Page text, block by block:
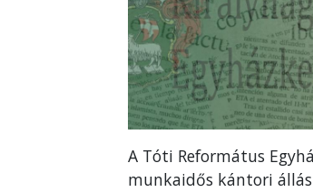
A Tóti Református
munkaidős kántori